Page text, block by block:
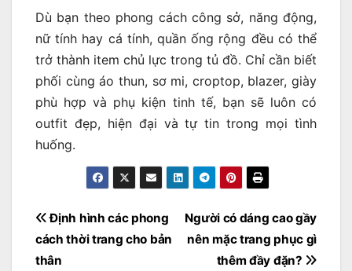
Dù bạn theo phong cách công sở, năng động,
nữ tính hay cá tính, quần ống rộng đều có thể
trở thành item chủ lực trong tủ đồ. Chỉ cần biết
phối cùng áo thun, sơ mi, croptop, blazer, giày
phù hợp và phụ kiện tinh tế, bạn sẽ luôn có
outfit đẹp, hiện đại và tự tin trong mọi tình
huống.
Điều
hướng
bài
Người có dáng cao gầy
nên mặc trang phục gì
thêm đầy đặn?
Định hình các phong
cách thời trang cho bản
thân